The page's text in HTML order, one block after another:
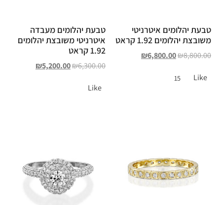
טבעת יהלומים איטרניטי
משובצת יהלומים 1.92 קראט
₪8,800.00
₪6,800.00
Like
15
טבעת יהלומים מעבדה
איטרניטי משובצת יהלומים
1.92 קראט
₪6,300.00
₪5,200.00
Like